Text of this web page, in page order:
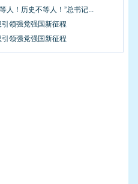
人！历史不等人！”总书记...
引领强党强国新征程
引领强党强国新征程